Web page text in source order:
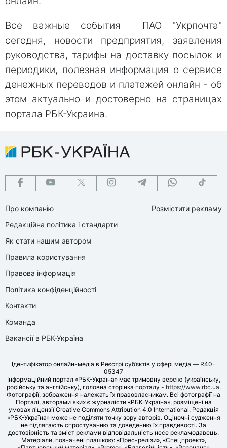
Все важные события ПАО "Укрпочта"
сегодня, новости предприятия, заявления
руководства, тарифы на доставку посылок и
периодики, полезная информация о сервисе
денежных переводов и платежей онлайн - об
этом актуально и достоверно на страницах
портала РБК-Украина.
Про компанію
Редакційна політика і стандарти
Як стати нашим автором
Правила користування
Правова інформація
Політика конфіденційності
Контакти
Команда
Вакансії в РБК-Україна
Розмістити рекламу
Ідентифікатор онлайн-медіа в Реєстрі суб’єктів у сфері медіа — R40-
05347
Інформаційний портал «РБК-Україна» має тримовну версію (українську,
російську та англійську), головна сторінка порталу - https://www.rbc.ua.
Фотографії, зображення належать їх правовласникам. Всі фотографії на
Порталі, авторами яких є журналісти «РБК-Україна», розміщені на
умовах ліцензії Creative Commons Attribution 4.0 International. Редакція
«РБК-Україна» може не поділяти точку зору авторів. Оціночні судження
не підлягають спростуванню та доведенню їх правдивості. За
достовірність та зміст реклами відповідальність несе рекламодавець.
Матеріали, позначені плашкою: «Прес-релізи», «Спецпроект»,